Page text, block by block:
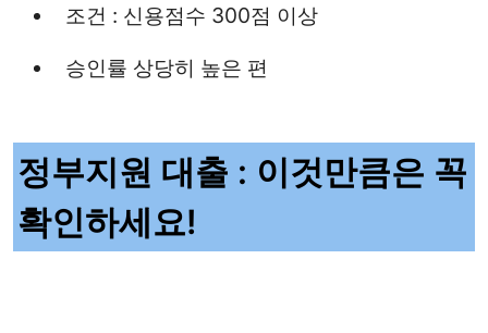
조건 : 신용점수 300점 이상
승인률 상당히 높은 편
정부지원 대출 : 이것만큼은 꼭
확인하세요!